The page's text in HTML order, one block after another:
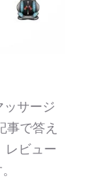
サージ
事で答え
レビュー